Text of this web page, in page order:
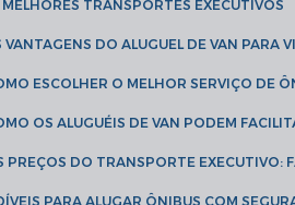
MELHORES TRANSPORTES EXECUTIVOS
VANTAGENS DO ALUGUEL DE VAN
ESCOLHER O MELHOR SERVIÇO DE
OS ALUGUÉIS DE VAN PODEM
PREÇOS DO TRANSPORTE EXECUTIVO:
PARA ALUGAR ÔNIBUS COM